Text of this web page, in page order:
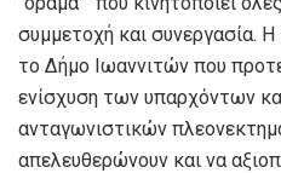
συμμετοχή και συνεργασία.
το Δήμο Ιωαννιτών που
ενίσχυση των υπαρχόντων
ανταγωνιστικών
απελευθερώνουν και να